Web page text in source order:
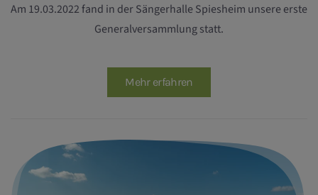
Am 19.03.2022 fand in der Sängerhalle Spiesheim unsere erste
Generalversammlung statt.
Mehr erfahren